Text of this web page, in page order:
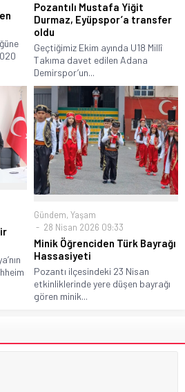
Pozantılı Mustafa Yiğit
Durmaz, Eyüpspor’a transfer
oldu
Geçtiğimiz Ekim ayında U18 Millî
Takıma davet edilen Adana
Demirspor’un...
Gündem, Yaşam
28 Nisan 2026 09:33
Minik Öğrenciden Türk Bayrağı
Hassasiyeti
Pozantı ilçesindeki 23 Nisan
etkinliklerinde yere düşen bayrağı
gören minik...